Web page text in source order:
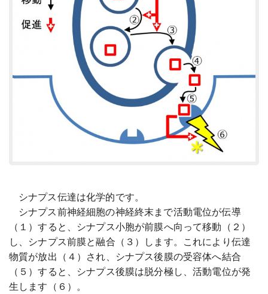
シナプス伝達は化学的です。
シナプス前神経細胞の神経終末まで活動電位が伝導
（１）すると、シナプス小胞が前膜へ向って移動（２）
し、シナプス前膜と融合（３）します。これにより伝達
物質が放出（４）され、シナプス後膜の受容体へ結合
（５）すると、シナプス後膜は脱分極し、活動電位が発
生します（６）。